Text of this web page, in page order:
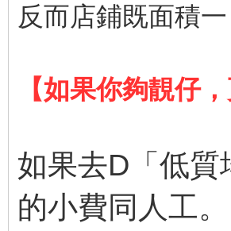
反而店鋪既面積
【如果你夠靚仔
如果去D「低
的小費同人工。